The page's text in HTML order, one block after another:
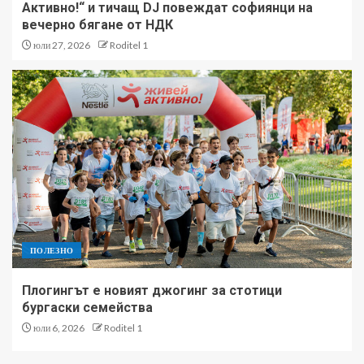
Активно!“ и тичащ DJ повеждат софиянци на
вечерно бягане от НДК
юли 27, 2026 Roditel 1
ПОЛЕЗНО
Плогингът е новият джогинг за стотици
бургаски семейства
юли 6, 2026 Roditel 1